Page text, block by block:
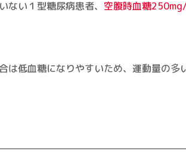
い１型糖尿病患者、 空腹時血糖
低血糖になりやすいため、運動量の